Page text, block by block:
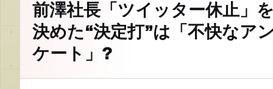
前澤社長「ツイッター休止」
決めた“決定打”は「不快なア
ケート」?